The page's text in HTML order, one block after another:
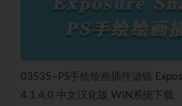
03535–PS手绘绘画插件滤镜
4.1.4.0 中文汉化版 WIN系统下载